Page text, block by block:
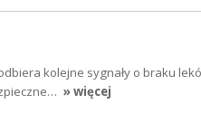
kolejne sygnały o braku
» więcej